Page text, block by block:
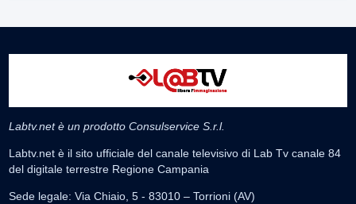
Labtv.net è un prodotto Consulservice S.r.l.
Labtv.net è il sito ufficiale del canale televisivo di Lab Tv canale 84
del digitale terrestre Regione Campania
Sede legale: Via Chiaio, 5 - 83010 – Torrioni (AV)